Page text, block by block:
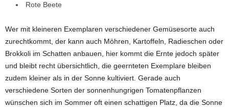
Rote Beete
Wer mit kleineren Exemplaren verschiedener Gemüsesorte auch
zurechtkommt, der kann auch Möhren, Kartoffeln, Radieschen oder
Brokkoli im Schatten anbauen, hier kommt die Ernte jedoch später
und bleibt recht übersichtlich, die geernteten Exemplare bleiben
zudem kleiner als in der Sonne kultiviert. Gerade auch
verschiedene Sorten der sonnenhungrigen Tomatenpflanzen
wünschen sich im Sommer oft einen schattigen Platz, da die Sonne